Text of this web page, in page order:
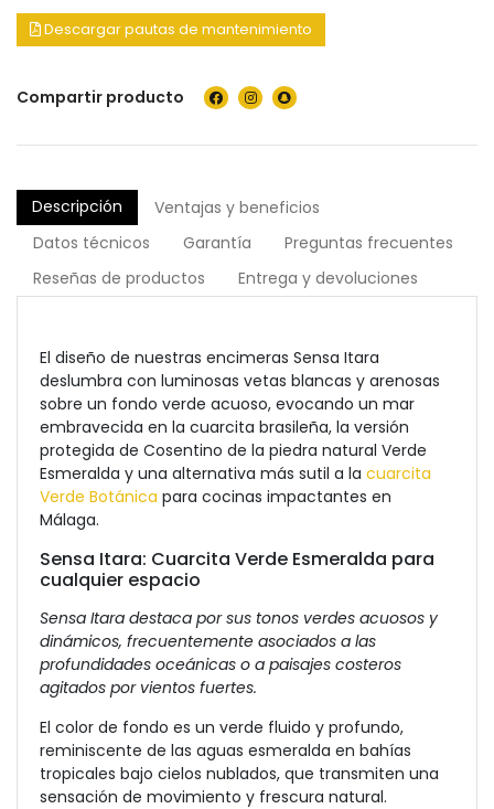
Descargar pautas de mantenimiento
Compartir producto
Descripción
Ventajas y beneficios
Datos técnicos
Garantía
Preguntas frecuentes
Reseñas de productos
Entrega y devoluciones
El diseño de nuestras encimeras Sensa Itara
deslumbra con luminosas vetas blancas y arenosas
sobre un fondo verde acuoso, evocando un mar
embravecida en la cuarcita brasileña, la versión
protegida de Cosentino de la piedra natural Verde
Esmeralda y una alternativa más sutil a la cuarcita
Verde Botánica para cocinas impactantes en
Málaga.
Sensa Itara: Cuarcita Verde Esmeralda para
cualquier espacio
Sensa Itara destaca por sus tonos verdes acuosos y
dinámicos, frecuentemente asociados a las
profundidades oceánicas o a paisajes costeros
agitados por vientos fuertes.
El color de fondo es un verde fluido y profundo,
reminiscente de las aguas esmeralda en bahías
tropicales bajo cielos nublados, que transmiten una
sensación de movimiento y frescura natural.